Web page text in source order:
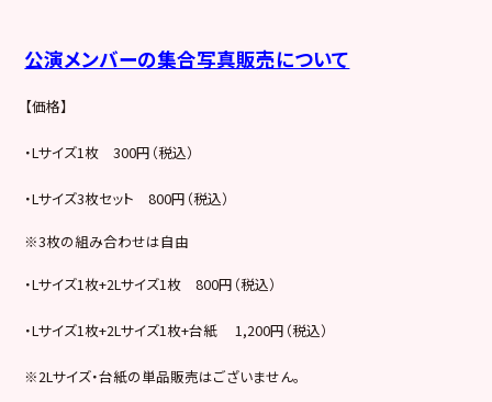
公演メンバーの集合写真販売について
【価格】
・Lサイズ1枚 300円（税込）
・Lサイズ3枚セット 800円（税込）
※3枚の組み合わせは自由
・Lサイズ1枚+2Lサイズ1枚 800円（税込）
・Lサイズ1枚+2Lサイズ1枚+台紙 1,200円（税込）
※2Lサイズ・台紙の単品販売はございません。